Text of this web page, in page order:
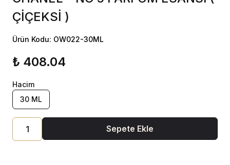
ÇİÇEKSİ )
Ürün Kodu: OW022-30ML
₺ 408.04
Hacim
30 ML
Sepete Ekle